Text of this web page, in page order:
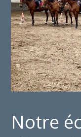
Notre